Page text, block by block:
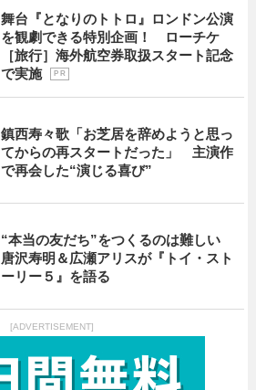
舞台『となりのトトロ』ロンドン公演
を観劇できる特別企画！ ローチケ
［旅行］海外航空券取扱スタート記念
で実施
P R
鎮西寿々歌「お芝居を辞めようと思っ
てからの再スタートだった」 主演作
で再会した“演じる喜び”
“本当の友だち”をつくるのは難しい
唐沢寿明＆広瀬アリスが『トイ・スト
ーリー５』を語る
[ADVERTISEMENT]